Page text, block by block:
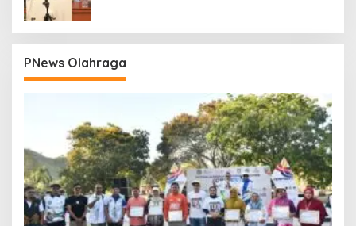
PNews Olahraga